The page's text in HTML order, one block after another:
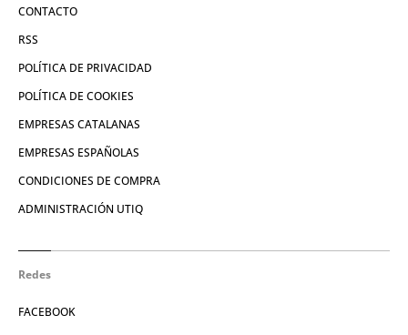
CONTACTO
RSS
POLÍTICA DE PRIVACIDAD
POLÍTICA DE COOKIES
EMPRESAS CATALANAS
EMPRESAS ESPAÑOLAS
CONDICIONES DE COMPRA
ADMINISTRACIÓN UTIQ
Redes
FACEBOOK